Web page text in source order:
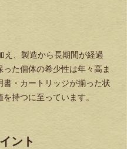
え、製造から長期間が経過
た個体の希少性は年々高ま
・カートリッジが揃った状
持つに至っています。
ント